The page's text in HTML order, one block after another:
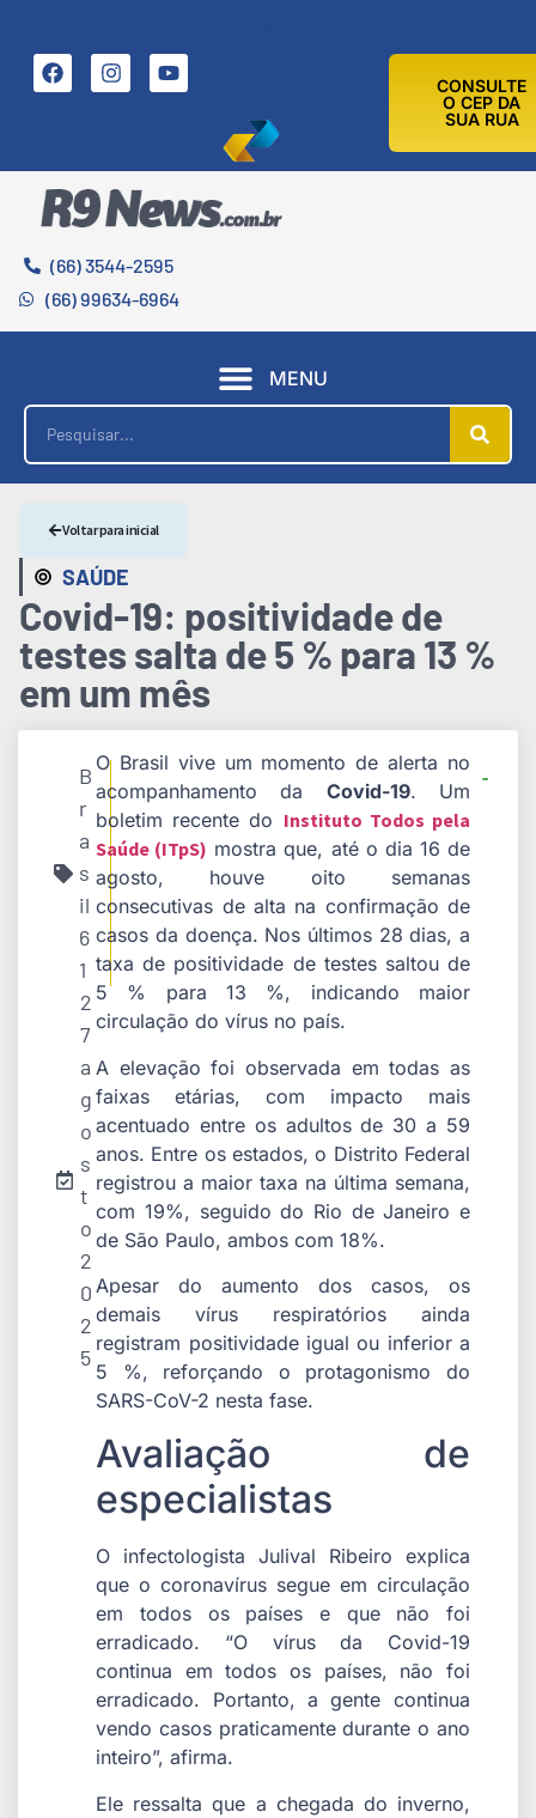
CONSULTE
O CEP DA
SUA RUA
(66) 3544-2595
(66) 99634-6964
MENU
SAÚDE
Voltar para inicial
Covid-19: positividade de
testes salta de 5 % para 13 %
em um mês
B
r
a
s
il
6
1
2
7
a
g
o
s
t
o
2
0
2
5
O Brasil vive um momento de alerta no
acompanhamento da Covid-19. Um
boletim recente do Instituto Todos pela
Saúde (ITpS) mostra que, até o dia 16 de
agosto, houve oito semanas
consecutivas de alta na confirmação de
casos da doença. Nos últimos 28 dias, a
taxa de positividade de testes saltou de
5 % para 13 %, indicando maior
circulação do vírus no país.
A elevação foi observada em todas as
faixas etárias, com impacto mais
acentuado entre os adultos de 30 a 59
anos. Entre os estados, o Distrito Federal
registrou a maior taxa na última semana,
com 19%, seguido do Rio de Janeiro e
de São Paulo, ambos com 18%.
Apesar do aumento dos casos, os
demais vírus respiratórios ainda
registram positividade igual ou inferior a
5 %, reforçando o protagonismo do
SARS-CoV-2 nesta fase.
Avaliação de
especialistas
O infectologista Julival Ribeiro explica
que o coronavírus segue em circulação
em todos os países e que não foi
erradicado. “O vírus da Covid-19
continua em todos os países, não foi
erradicado. Portanto, a gente continua
vendo casos praticamente durante o ano
inteiro”, afirma.
Ele ressalta que a chegada do inverno,